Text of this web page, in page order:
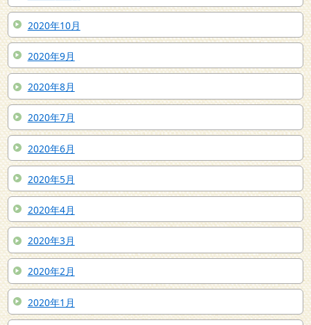
2020年10月
2020年9月
2020年8月
2020年7月
2020年6月
2020年5月
2020年4月
2020年3月
2020年2月
2020年1月